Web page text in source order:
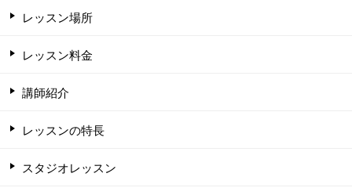
レッスン場所
レッスン料金
講師紹介
レッスンの特長
スタジオレッスン